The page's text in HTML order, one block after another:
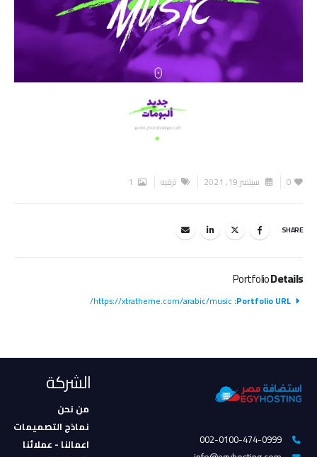
0 سبتمبر 19, 2021 ترفيه
SHARE
PortfolioDetails
Portfolio URL:
https://xtratheme.com/arabic/music/
002-0100-474-0999
الشركة
من نحن
نماذج التصميمات
اعمالنا - عملائنا